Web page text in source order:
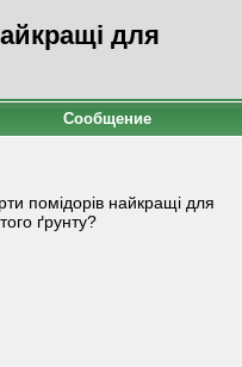
для
Сообщение
помідорів найкращі для
ґрунту?